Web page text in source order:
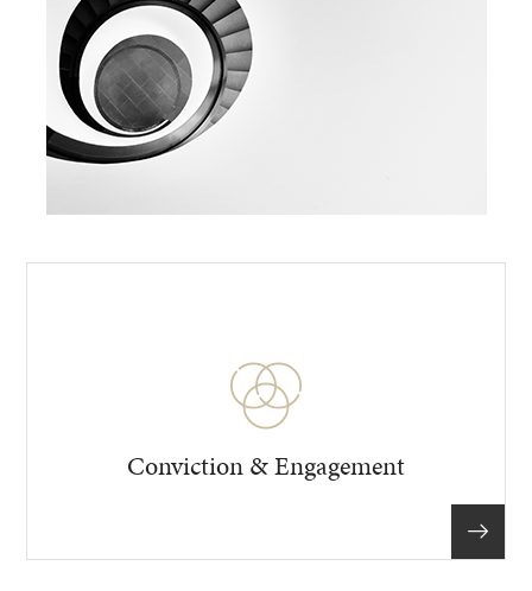
Conviction & Engagement